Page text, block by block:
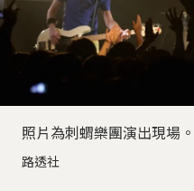
照片為刺蝟樂團演出現場。
路透社